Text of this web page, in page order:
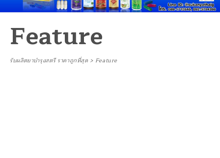
Feature
รับผลิตยาบำรุงสตรี ราคาถูกที่สุด > Feature